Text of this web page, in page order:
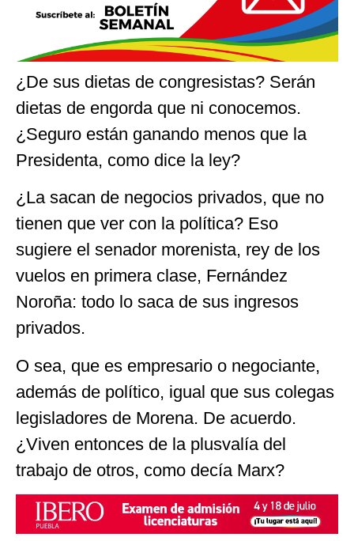
¿De sus dietas de congresistas? Serán
dietas de engorda que ni conocemos.
¿Seguro están ganando menos que la
Presidenta, como dice la ley?
¿La sacan de negocios privados, que no
tienen que ver con la política? Eso
sugiere el senador morenista, rey de los
vuelos en primera clase, Fernández
Noroña: todo lo saca de sus ingresos
privados.
O sea, que es empresario o negociante,
además de político, igual que sus colegas
legisladores de Morena. De acuerdo.
¿Viven entonces de la plusvalía del
trabajo de otros, como decía Marx?